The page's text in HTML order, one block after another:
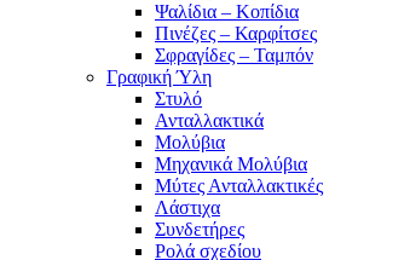
Ψαλίδια – Κοπίδια
Πινέζες – Καρφίτσες
Σφραγίδες – Ταμπόν
Γραφική Ύλη
Στυλό
Ανταλλακτικά
Μολύβια
Μηχανικά Μολύβια
Μύτες Ανταλλακτικές
Λάστιχα
Συνδετήρες
Ρολά σχεδίου